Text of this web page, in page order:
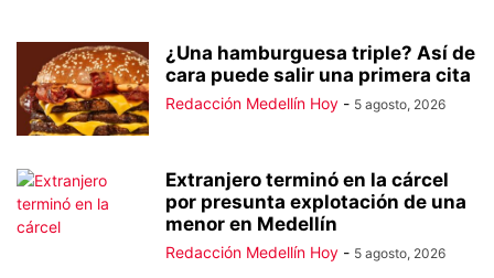
¿Una hamburguesa triple? Así de
cara puede salir una primera cita
Redacción Medellín Hoy - 5 agosto, 2026
Extranjero terminó en la cárcel
por presunta explotación de una
menor en Medellín
Redacción Medellín Hoy - 5 agosto, 2026